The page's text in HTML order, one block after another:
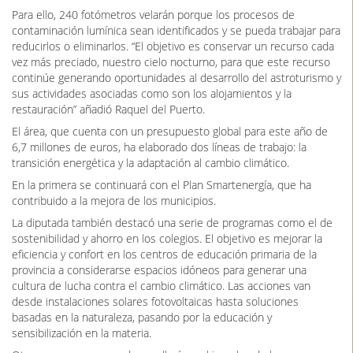
Para ello, 240 fotómetros velarán porque los procesos de
contaminación lumínica sean identificados y se pueda trabajar para
reducirlos o eliminarlos. “El objetivo es conservar un recurso cada
vez más preciado, nuestro cielo nocturno, para que este recurso
continúe generando oportunidades al desarrollo del astroturismo y
sus actividades asociadas como son los alojamientos y la
restauración” añadió Raquel del Puerto.
El área, que cuenta con un presupuesto global para este año de
6,7 millones de euros, ha elaborado dos líneas de trabajo: la
transición energética y la adaptación al cambio climático.
En la primera se continuará con el Plan Smartenergía, que ha
contribuido a la mejora de los municipios.
La diputada también destacó una serie de programas como el de
sostenibilidad y ahorro en los colegios. El objetivo es mejorar la
eficiencia y confort en los centros de educación primaria de la
provincia a considerarse espacios idóneos para generar una
cultura de lucha contra el cambio climático. Las acciones van
desde instalaciones solares fotovoltaicas hasta soluciones
basadas en la naturaleza, pasando por la educación y
sensibilización en la materia.